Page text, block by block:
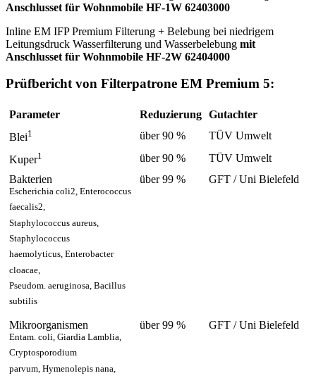
Anschlusset für Wohnmobile HF-1W 62403000
Inline EM IFP Premium Filterung + Belebung bei niedrigem
Leitungsdruck Wasserfilterung und Wasserbelebung mit
Anschlusset für Wohnmobile HF-2W 62404000
Prüfbericht von Filterpatrone EM Premium 5:
Parameter Reduzierung Gutachter
Blei1 über 90 % TÜV Umwelt
Kuper1 über 90 %
TÜV Umwelt
Bakterien
Escherichia coli2, Enterococcus
faecalis2,
Staphylococcus aureus,
Staphylococcus
haemolyticus, Enterobacter
cloacae,
Pseudom. aeruginosa, Bacillus
subtilis
über 99 % GFT / Uni Bielefeld
Mikroorganismen
Entam. coli, Giardia Lamblia,
Cryptosporodium
parvum, Hymenolepis nana,
über 99 % GFT / Uni Bielefeld